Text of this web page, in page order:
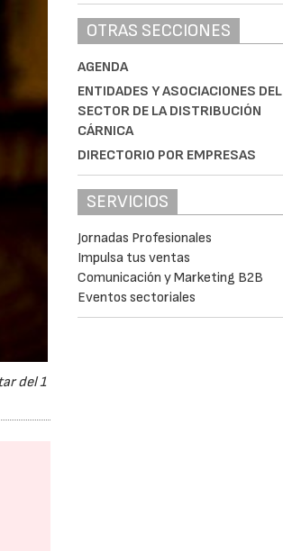
del 1
OTRAS SECCIONES
AGENDA
ENTIDADES Y ASOCIACIONES DEL
SECTOR DE LA DISTRIBUCIÓN
CÁRNICA
DIRECTORIO POR EMPRESAS
SERVICIOS
Jornadas Profesionales
Impulsa tus ventas
Comunicación y Marketing B2B
Eventos sectoriales